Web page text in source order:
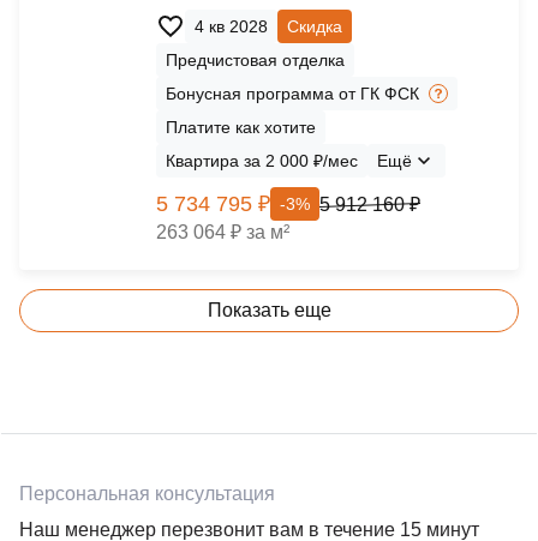
4 кв 2028
Скидка
Предчистовая отделка
Бонусная программа от ГК ФСК
Платите как хотите
Квартира за 2 000 ₽/мес
Ещё
5 734 795 ₽ -3% 5 912 160 ₽
263 064 ₽ за м²
Показать еще
Персональная консультация
Наш менеджер перезвонит вам в течение 15 минут